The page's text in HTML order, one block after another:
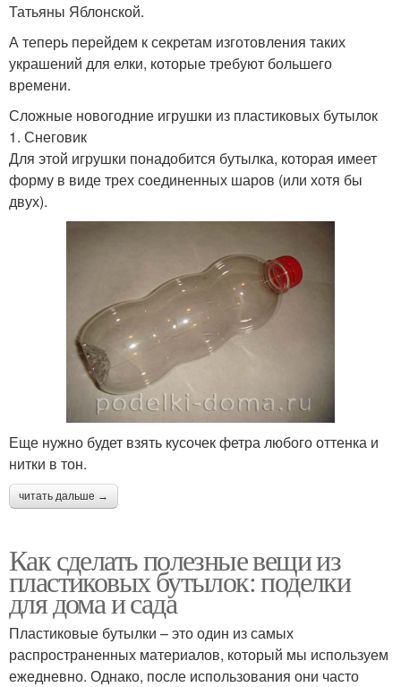
Татьяны Яблонской.
А теперь перейдем к секретам изготовления таких
украшений для елки, которые требуют большего
времени.
Сложные новогодние игрушки из пластиковых бутылок
1. Снеговик
Для этой игрушки понадобится бутылка, которая имеет
форму в виде трех соединенных шаров (или хотя бы
двух).
Еще нужно будет взять кусочек фетра любого оттенка и
нитки в тон.
читать дальше →
Как сделать полезные вещи из
пластиковых бутылок: поделки
для дома и сада
Пластиковые бутылки – это один из самых
распространенных материалов, который мы используем
ежедневно. Однако, после использования они часто